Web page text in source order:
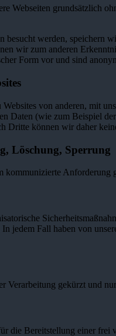
Webseiten grundsätzlich
besucht werden, speichern
wir zum anderen
Form vor und sind
Websites von anderen, mit
Daten (wie zum Beispiel
Dritte können wir daher
Löschung, Sperrung
Anforderung
jedem Fall haben von
Verarbeitung gekürzt und
die Bereitstellung einer frei